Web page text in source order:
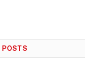
POSTS